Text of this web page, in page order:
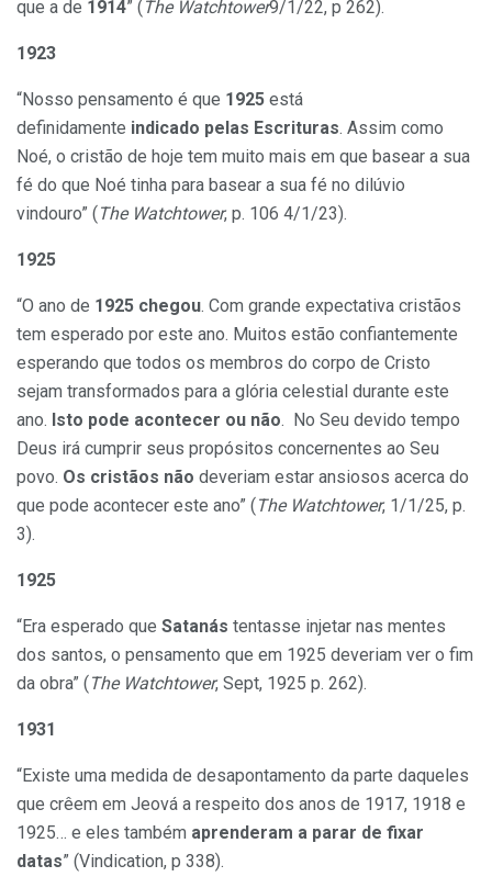
que a de 1914” ( The Watchtower9/1/22, p 262).
1923
“Nosso pensamento é que 1925 está
definidamente indicado pelas Escrituras. Assim como
Noé, o cristão de hoje tem muito mais em que basear a sua
fé do que Noé tinha para basear a sua fé no dilúvio
vindouro” (The Watchtower, p. 106 4/1/23).
1925
“O ano de 1925 chegou. Com grande expectativa cristãos
tem esperado por este ano. Muitos estão confiantemente
esperando que todos os membros do corpo de Cristo
sejam transformados para a glória celestial durante este
ano. Isto pode acontecer ou não. No Seu devido tempo
Deus irá cumprir seus propósitos concernentes ao Seu
povo. Os cristãos não deveriam estar ansiosos acerca do
que pode acontecer este ano” (The Watchtower, 1/1/25, p.
3).
1925
“Era esperado que Satanás tentasse injetar nas mentes
dos santos, o pensamento que em 1925 deveriam ver o fim
da obra” (The Watchtower, Sept, 1925 p. 262).
1931
“Existe uma medida de desapontamento da parte daqueles
que crêem em Jeová a respeito dos anos de 1917, 1918 e
1925… e eles também aprenderam a parar de fixar
datas” (Vindication, p 338).